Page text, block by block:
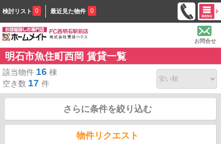
検討リスト 0 最近見た物件 0
お問合せ
明石市魚住町西岡 賃貸一覧
該当物件 16 棟
空き数 17 件
さらに条件を絞り込む
物件リクエスト